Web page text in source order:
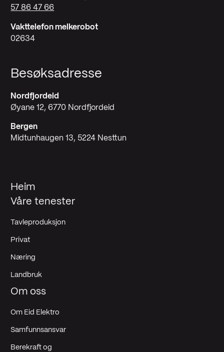
57 86 47 66
Vakttelefon melkerobot
02634
Besøksadresse
Nordfjordeid
Øyane 12, 6770 Nordfjordeid
Bergen
Midtunhaugen 13, 5224 Nesttun
Heim
Våre tenester
Tavleproduksjon
Privat
Næring
Landbruk
Om oss
Om Eid Elektro
Samfunnsansvar
Berekraft og